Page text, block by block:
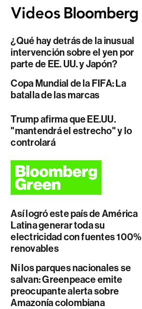
¿Qué hay detrás de la inusual
intervención sobre el yen por
parte de EE. UU. y Japón?
Copa Mundial de la FIFA: La
batalla de las marcas
Trump afirma que EE.UU.
"mantendrá el estrecho" y lo
controlará
Así logró este país de América
Latina generar toda su
electricidad con fuentes 100%
renovables
Ni los parques nacionales se
salvan: Greenpeace emite
preocupante alerta sobre
Amazonía colombiana